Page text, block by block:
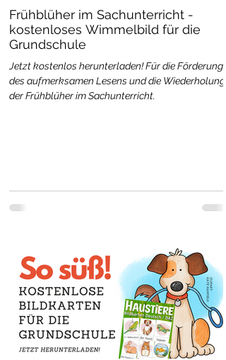
Frühblüher im Sachunterricht -
kostenloses Wimmelbild für die
Grundschule
Jetzt kostenlos herunterladen! Für die Förderung
des aufmerksamen Lesens und die Wiederholung
der Frühblüher im Sachunterricht.